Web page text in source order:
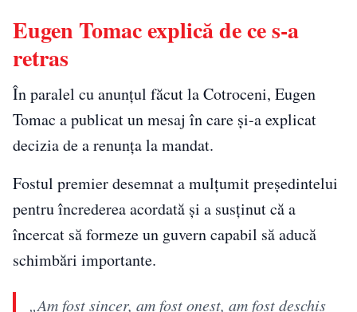
Eugen Tomac explică de ce s-a
retras
În paralel cu anunțul făcut la Cotroceni, Eugen
Tomac a publicat un mesaj în care și-a explicat
decizia de a renunța la mandat.
Fostul premier desemnat a mulțumit președintelui
pentru încrederea acordată și a susținut că a
încercat să formeze un guvern capabil să aducă
schimbări importante.
„Am fost sincer, am fost onest, am fost deschis